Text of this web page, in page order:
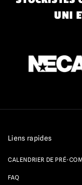
UNI
Liens rapides
CALENDRIER DE PRÉ-
FAQ